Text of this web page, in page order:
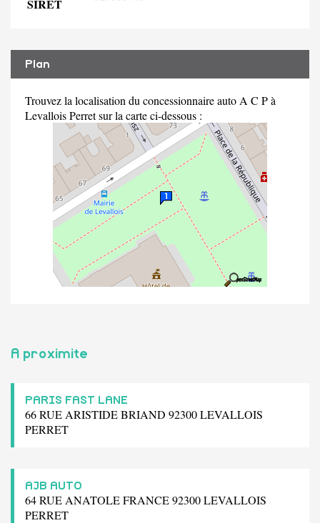
SIRET
Plan
Trouvez la localisation du concessionnaire auto A C P à
Levallois Perret sur la carte ci-dessous :
A proximite
PARIS FAST LANE
66 RUE ARISTIDE BRIAND 92300 LEVALLOIS
PERRET
AJB AUTO
64 RUE ANATOLE FRANCE 92300 LEVALLOIS
PERRET